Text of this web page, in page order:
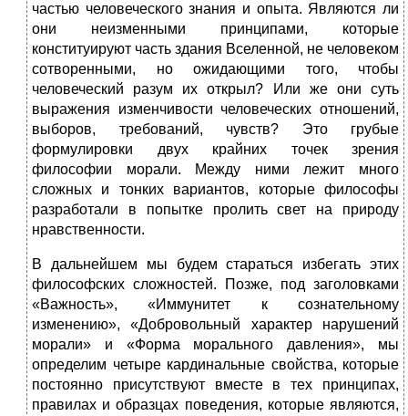
частью человеческого знания и опыта. Являются ли
они неизменными принципами, которые
конституируют часть здания Вселенной, не человеком
сотворенными, но ожидающими того, чтобы
человеческий разум их открыл? Или же они суть
выражения изменчивости человеческих отношений,
выборов, требований, чувств? Это грубые
формулировки двух крайних точек зрения
философии морали. Между ними лежит много
сложных и тонких вариантов, которые философы
разработали в попытке пролить свет на природу
нравственности.
В дальнейшем мы будем стараться избегать этих
философских сложностей. Позже, под заголовками
«Важность», «Иммунитет к сознательному
изменению», «Добровольный характер нарушений
морали» и «Форма морального давления», мы
определим четыре кардинальные свойства, которые
постоянно присутствуют вместе в тех принципах,
правилах и образцах поведения, которые являются,